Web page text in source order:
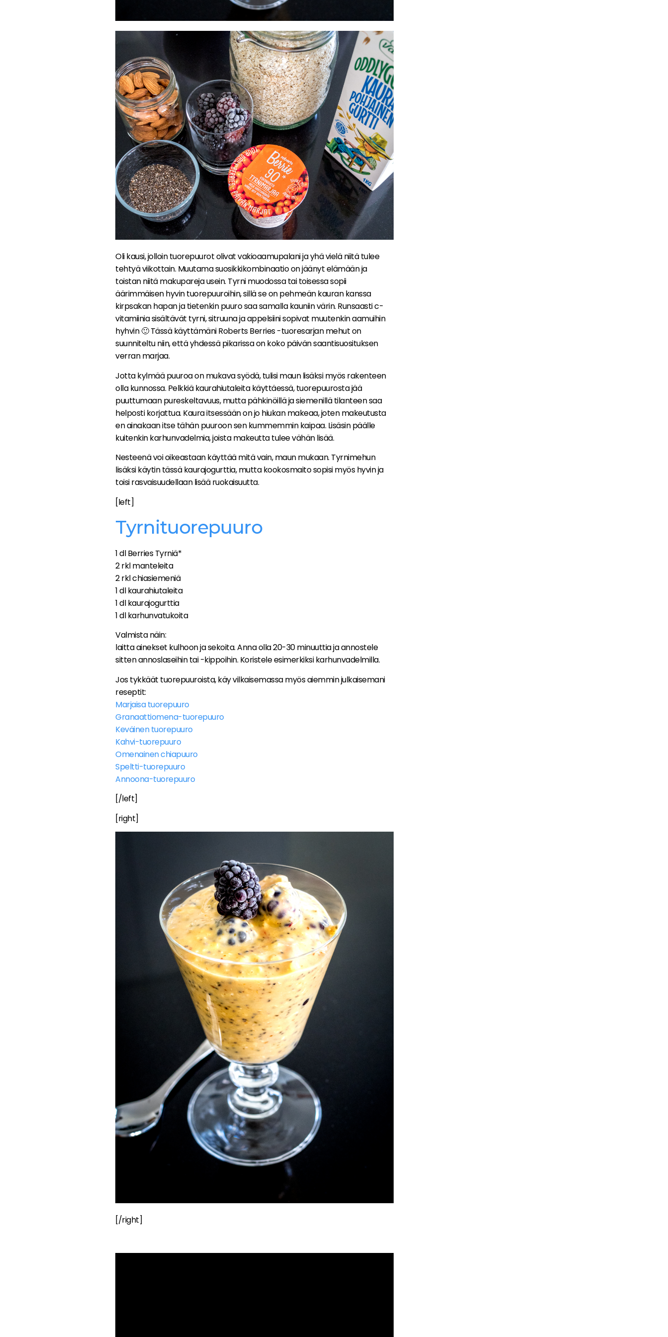
Oli kausi, jolloin tuorepuurot olivat vakioaamupalani ja yhä vielä niitä tulee
tehtyä viikottain. Muutama suosikkikombinaatio on jäänyt elämään ja
toistan niitä makupareja usein. Tyrni muodossa tai toisessa sopii
äärimmäisen hyvin tuorepuuroihin, sillä se on pehmeän kauran kanssa
kirpsakan hapan ja tietenkin puuro saa samalla kauniin värin. Runsaasti c-
vitamiinia sisältävät tyrni, sitruuna ja appelsiini sopivat muutenkin aamuihin
hyhvin 🙂 Tässä käyttämäni Roberts Berries -tuoresarjan mehut on
suunniteltu niin, että yhdessä pikarissa on koko päivän saantisuosituksen
verran marjaa.
Jotta kylmää puuroa on mukava syödä, tulisi maun lisäksi myös rakenteen
olla kunnossa. Pelkkiä kaurahiutaleita käyttäessä, tuorepuurosta jää
puuttumaan pureskeltavuus, mutta pähkinöillä ja siemenillä tilanteen saa
helposti korjattua. Kaura itsessään on jo hiukan makeaa, joten makeutusta
en ainakaan itse tähän puuroon sen kummemmin kaipaa. Lisäsin päälle
kuitenkin karhunvadelmia, joista makeutta tulee vähän lisää.
Nesteenä voi oikeastaan käyttää mitä vain, maun mukaan. Tyrnimehun
lisäksi käytin tässä kaurajogurttia, mutta kookosmaito sopisi myös hyvin ja
toisi rasvaisuudellaan lisää ruokaisuutta.
[left]
Tyrnituorepuuro
1 dl Berries Tyrniä*
2 rkl manteleita
2 rkl chiasiemeniä
1 dl kaurahiutaleita
1 dl kaurajogurttia
1 dl karhunvatukoita
Valmista näin:
laitta ainekset kulhoon ja sekoita. Anna olla 20-30 minuuttia ja annostele
sitten annoslaseihin tai -kippoihin. Koristele esimerkiksi karhunvadelmilla.
Jos tykkäät tuorepuuroista, käy vilkaisemassa myös aiemmin julkaisemani
reseptit:
Marjaisa tuorepuuro
Granaattiomena-tuorepuuro
Keväinen tuorepuuro
Kahvi-tuorepuuro
Omenainen chiapuuro
Speltti-tuorepuuro
Annoona-tuorepuuro
[/left]
[right]
[/right]